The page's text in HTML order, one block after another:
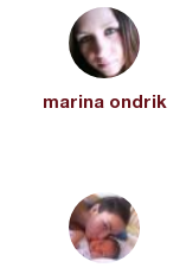
marina ondrik